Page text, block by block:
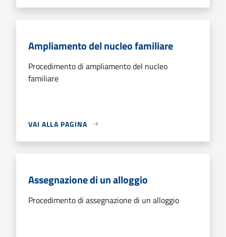
Ampliamento del nucleo familiare
Procedimento di ampliamento del nucleo
familiare
VAI ALLA PAGINA
Assegnazione di un alloggio
Procedimento di assegnazione di un alloggio